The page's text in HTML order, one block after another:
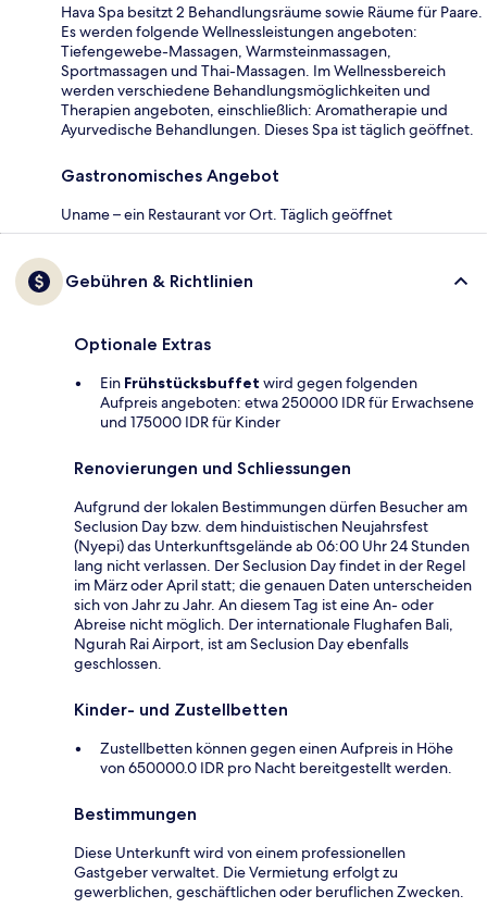
Hava Spa besitzt 2 Behandlungsräume sowie Räume für Paare.
Es werden folgende Wellnessleistungen angeboten:
Tiefengewebe-Massagen, Warmsteinmassagen,
Sportmassagen und Thai-Massagen. Im Wellnessbereich
werden verschiedene Behandlungsmöglichkeiten und
Therapien angeboten, einschließlich: Aromatherapie und
Ayurvedische Behandlungen. Dieses Spa ist täglich geöffnet.
Gastronomisches Angebot
Uname – ein Restaurant vor Ort. Täglich geöffnet
Gebühren & Richtlinien
Optionale Extras
Ein Frühstücksbuffet wird gegen folgenden
Aufpreis angeboten: etwa 250000 IDR für Erwachsene
und 175000 IDR für Kinder
Renovierungen und Schliessungen
Aufgrund der lokalen Bestimmungen dürfen Besucher am
Seclusion Day bzw. dem hinduistischen Neujahrsfest
(Nyepi) das Unterkunftsgelände ab 06:00 Uhr 24 Stunden
lang nicht verlassen. Der Seclusion Day findet in der Regel
im März oder April statt; die genauen Daten unterscheiden
sich von Jahr zu Jahr. An diesem Tag ist eine An- oder
Abreise nicht möglich. Der internationale Flughafen Bali,
Ngurah Rai Airport, ist am Seclusion Day ebenfalls
geschlossen.
Kinder- und Zustellbetten
Zustellbetten können gegen einen Aufpreis in Höhe
von 650000.0 IDR pro Nacht bereitgestellt werden.
Bestimmungen
Diese Unterkunft wird von einem professionellen
Gastgeber verwaltet. Die Vermietung erfolgt zu
gewerblichen, geschäftlichen oder beruflichen Zwecken.